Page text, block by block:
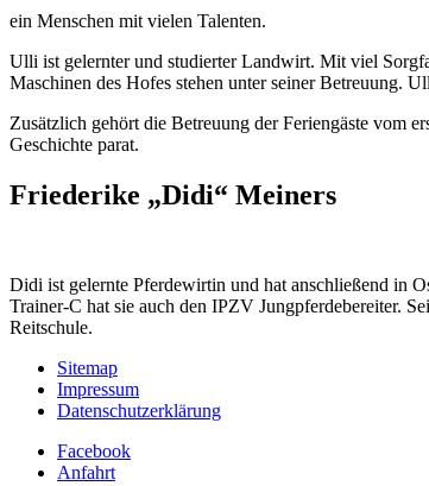
ein Menschen mit vielen Talenten.
Ulli ist gelernter und studierter Landwirt. Mit viel
Maschinen des Hofes stehen unter seiner Betreuung.
Zusätzlich gehört die Betreuung der Feriengäste vom
Geschichte parat.
Friederike „Didi“ Meiners
Didi ist gelernte Pferdewirtin und hat anschließend in
Trainer-C hat sie auch den IPZV Jungpferdebereiter.
Reitschule.
Sitemap
Impressum
Datenschutzerklärung
Facebook
Anfahrt